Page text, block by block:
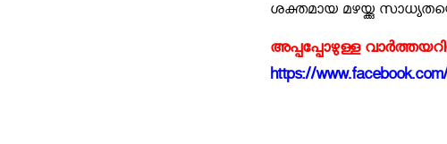
ശക്തമായ മഴയ്ക്കു
അപ്പപ്പോഴുള്ള
https://